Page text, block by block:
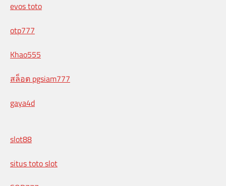
evos toto
otp777
Khao555
สล็อต pgsiam777
gaya4d
slot88
situs toto slot